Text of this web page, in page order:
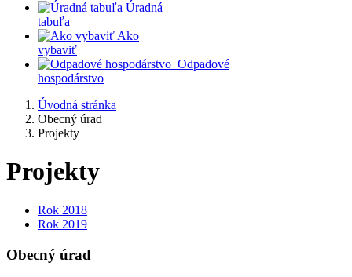
Úradná
tabuľa
Ako
vybaviť
Odpadové
hospodárstvo
Úvodná stránka
Obecný úrad
Projekty
Projekty
Rok 2018
Rok 2019
Obecný úrad